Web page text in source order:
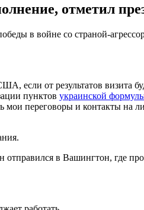
отметил
в войне со страной-
если от результатов визита
пунктов украинской
переговоры и контакты на
в Вашингтон, где